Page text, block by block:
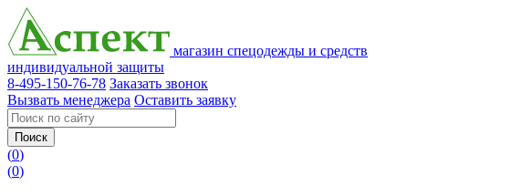
магазин спецодежды и средств
индивидуальной защиты
8-495-150-76-78 Заказать звонок
Вызвать менеджера Оставить заявку
Поиск
(0)
(0)